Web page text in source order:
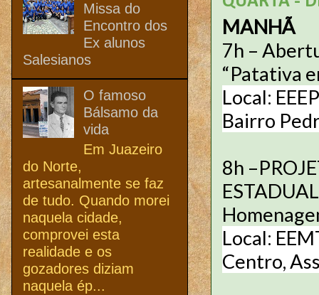
MANHÃ
7h –
“Patativa
Local:
Bairro
8h
Local:
Centro,
Missa do
Encontro dos
Ex alunos
Salesianos
O famoso
Bálsamo da
vida
Em Juazeiro
do Norte,
artesanalmente se faz
de tudo. Quando morei
naquela cidade,
comprovei esta
realidade e os
gozadores diziam
naquela ép...